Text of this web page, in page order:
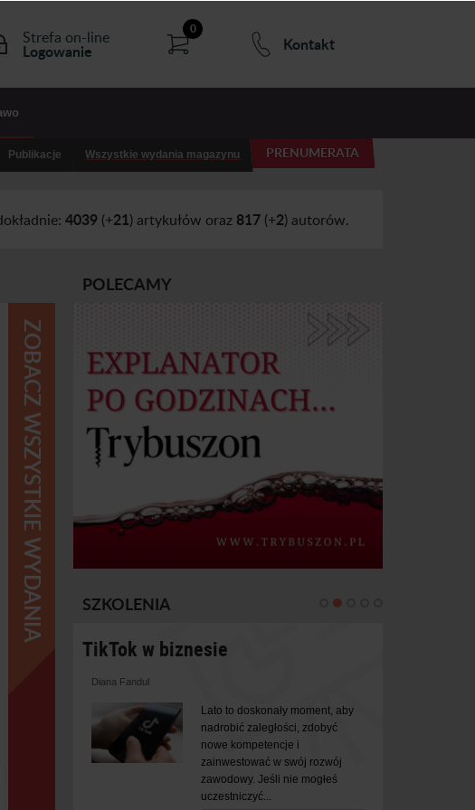
Strefa on-line
Logowanie
0
Kontakt
PRENUMERATA
Publikacje Wszystkie wydania magazynu
4039 (+21) artykułów oraz 817(+2) autorów.
ZOBACZ WSZYSTKIE WYDANIA
POLECAMY
SZKOLENIA
TikTok w biznesie
Diana Fandul
Lato to doskonały moment, aby
nadrobić zaległości, zdobyć
nowe kompetencje i
zainwestować w swój rozwój
zawodowy. Jeśli nie mogłeś
uczestniczyć...